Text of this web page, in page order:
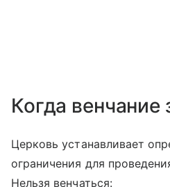
Когда
Церковь устанавливает
ограничения для
Нельзя венчаться: